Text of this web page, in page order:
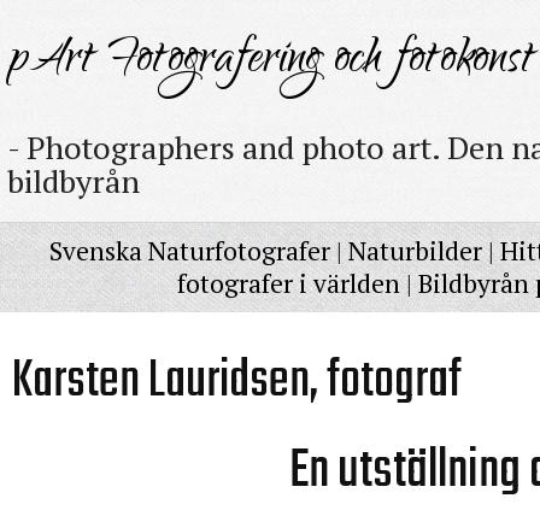
pArt Fotografering och fotokonst
- Photographers and photo art. Den
bildbyrån
Svenska Naturfotografer|Naturbilder|
fotografer i världen|Bildbyrån
Karsten Lauridsen, fotograf
En